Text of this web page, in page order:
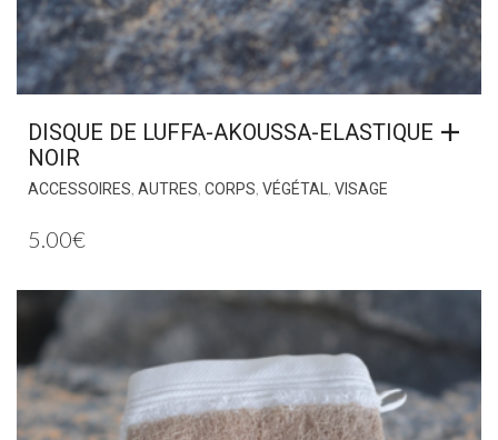
DISQUE DE LUFFA-AKOUSSA-ELASTIQUE
NOIR
ACCESSOIRES AUTRES CORPS VÉGÉTAL VISAGE
5.00€